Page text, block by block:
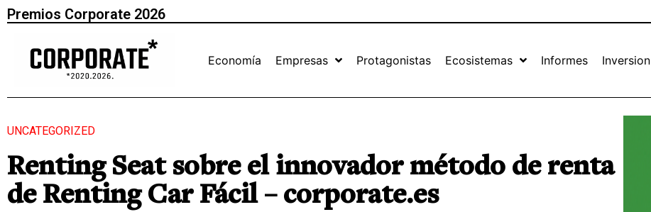
Premios Corporate 2026
Economía Empresas Protagonistas Ecosistemas Informes Inversion
UNCATEGORIZED
Renting Seat sobre el innovador método de renta
de Renting Car Fácil – corporate.es